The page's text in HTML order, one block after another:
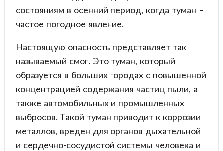
состояниям в осенний период, когда туман –
частое погодное явление.
Настоящую опасность представляет так
называемый смог. Это туман, который
образуется в больших городах с повышенной
концентрацией содержания частиц пыли, а
также автомобильных и промышленных
выбросов. Такой туман приводит к коррозии
металлов, вреден для органов дыхательной
и сердечно-сосудистой системы человека и